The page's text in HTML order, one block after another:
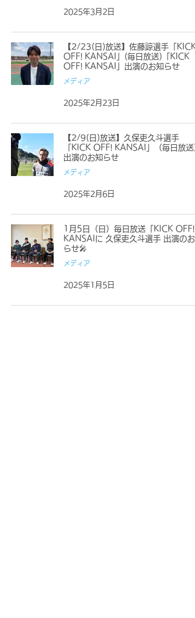
2025年3月2日
【2/23(日)放送】佐藤諒選手「KICK
OFF! KANSAI」(毎日放送)「KICK
OFF! KANSAI」出演のお知らせ
メディア
2025年2月23日
【2/9(日)放送】久保吏久斗選手
「KICK OFF! KANSAI」（毎日放送
出演のお知らせ
メディア
2025年2月6日
1月5日（日）毎日放送「KICK OFF!
KANSAIに 久保吏久斗選手 出演のお
らせ🎤
メディア
2025年1月5日